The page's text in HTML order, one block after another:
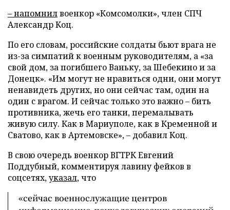
– напомнилвоенкор «Комсомолки», член СПЧ
Александр Коц.
По его словам, российские солдаты бьют врага не
из-за симпатий к военным руководителям, а «за
свой дом, за погибшего Ваньку, за Шебекино и за
Донецк». «Им могут не нравиться одни, они могут
ненавидеть других, но они сейчас там, один на
один с врагом. И сейчас только это важно – бить
противника, жечь его танки, перемалывать
живую силу. Как в Мариуполе, как в Кременной и
Сватово, как в Артемовске», – добавил Коц.
В свою очередь военкор ВГТРК Евгений
Поддубный, комментируя лавину фейков в
соцсетях,указал, что
«сейчас военнослужащие центров